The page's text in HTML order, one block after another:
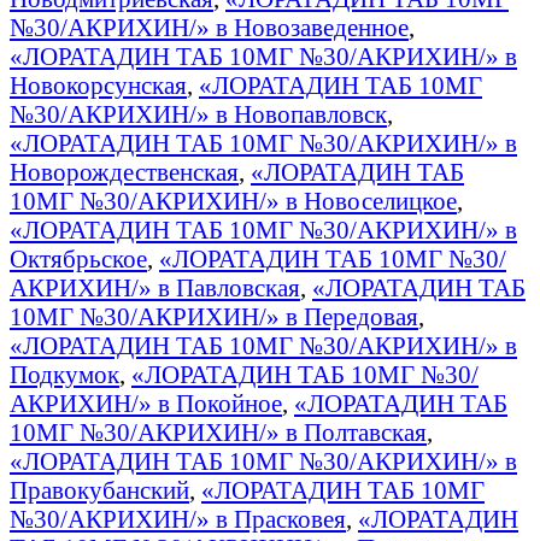
№30/АКРИХИН/» в Новозаведенное,
«ЛОРАТАДИН ТАБ 10МГ №30/АКРИХИН/» в
Новокорсунская, «ЛОРАТАДИН ТАБ 10МГ
№30/АКРИХИН/» в Новопавловск,
«ЛОРАТАДИН ТАБ 10МГ №30/АКРИХИН/» в
Новорождественская, «ЛОРАТАДИН ТАБ
10МГ №30/АКРИХИН/» в Новоселицкое,
«ЛОРАТАДИН ТАБ 10МГ №30/АКРИХИН/» в
Октябрьское, «ЛОРАТАДИН ТАБ 10МГ №30/
АКРИХИН/» в Павловская, «ЛОРАТАДИН ТАБ
10МГ №30/АКРИХИН/» в Передовая,
«ЛОРАТАДИН ТАБ 10МГ №30/АКРИХИН/» в
Подкумок, «ЛОРАТАДИН ТАБ 10МГ №30/
АКРИХИН/» в Покойное, «ЛОРАТАДИН ТАБ
10МГ №30/АКРИХИН/» в Полтавская,
«ЛОРАТАДИН ТАБ 10МГ №30/АКРИХИН/» в
Правокубанский, «ЛОРАТАДИН ТАБ 10МГ
№30/АКРИХИН/» в Прасковея, «ЛОРАТАДИН